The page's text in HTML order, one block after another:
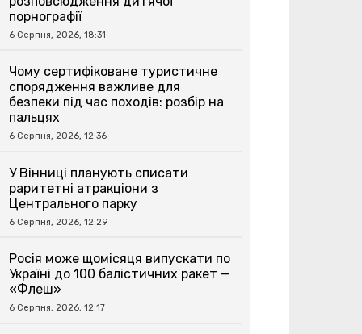
порнографії
6 Серпня, 2026, 18:31
Чому сертифіковане туристичне
спорядження важливе для
безпеки під час походів: розбір на
пальцях
6 Серпня, 2026, 12:36
У Вінниці планують списати
раритетні атракціони з
Центрального парку
6 Серпня, 2026, 12:29
Росія може щомісяця випускати по
Україні до 100 балістичних ракет —
«Флеш»
6 Серпня, 2026, 12:17